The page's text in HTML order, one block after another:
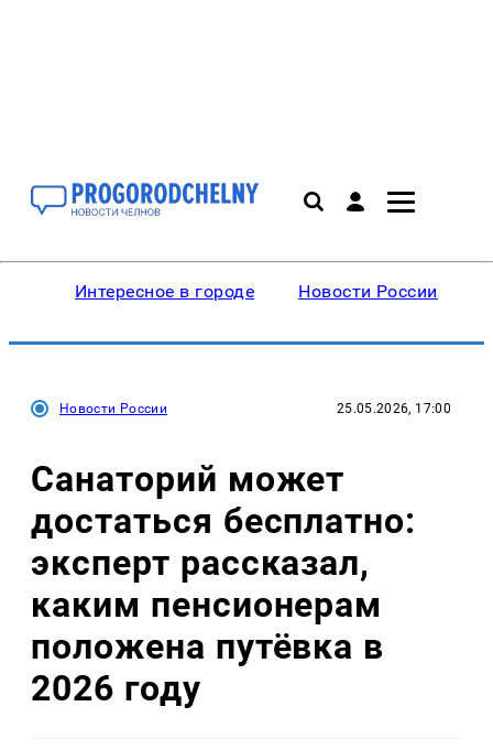
Интересное в городе Новости России
Новости России 25.05.2026, 17:00
Санаторий может
достаться бесплатно:
эксперт рассказал,
каким пенсионерам
положена путёвка в
2026 году